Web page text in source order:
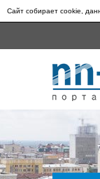
Сайт собирает cookie,